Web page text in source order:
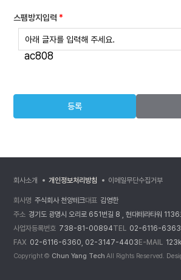
스팸방지입력
ac808
등록
회사명 주식회사 천양테크대표 김영한
주소 경기도 광명시 오리로 651번길 8 , 현대테라타워
사업자등록번호 738-81-00894TEL 02-6116-
FAX 02-6116-6360, 02-3147-4403 E-MAIL
Copyright © Chun Yang Tech All Rights Reserved.
회사소개 개인정보처리방침 이메일무단수집거부